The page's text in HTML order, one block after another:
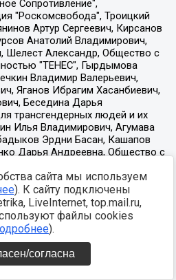
сайта мы используем
). К сайту подключены
LiveInternet, top.mail.ru,
файлы cookies
).
согласна